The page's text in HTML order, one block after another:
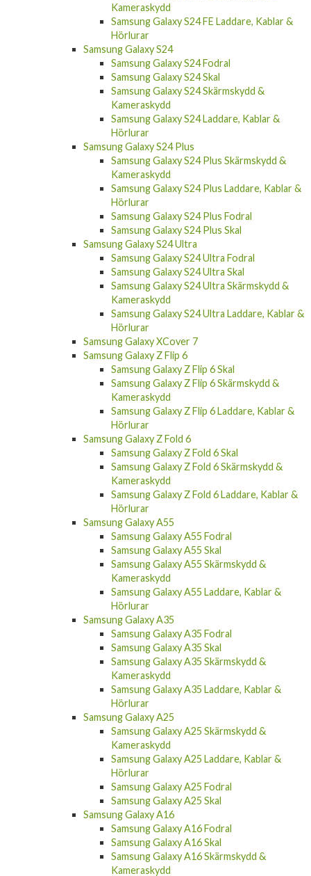
Kameraskydd
Samsung Galaxy S24 FE Laddare, Kablar &
Hörlurar
Samsung Galaxy S24
Samsung Galaxy S24 Fodral
Samsung Galaxy S24 Skal
Samsung Galaxy S24 Skärmskydd &
Kameraskydd
Samsung Galaxy S24 Laddare, Kablar &
Hörlurar
Samsung Galaxy S24 Plus
Samsung Galaxy S24 Plus Skärmskydd &
Kameraskydd
Samsung Galaxy S24 Plus Laddare, Kablar &
Hörlurar
Samsung Galaxy S24 Plus Fodral
Samsung Galaxy S24 Plus Skal
Samsung Galaxy S24 Ultra
Samsung Galaxy S24 Ultra Fodral
Samsung Galaxy S24 Ultra Skal
Samsung Galaxy S24 Ultra Skärmskydd &
Kameraskydd
Samsung Galaxy S24 Ultra Laddare, Kablar &
Hörlurar
Samsung Galaxy XCover 7
Samsung Galaxy Z Flip 6
Samsung Galaxy Z Flip 6 Skal
Samsung Galaxy Z Flip 6 Skärmskydd &
Kameraskydd
Samsung Galaxy Z Flip 6 Laddare, Kablar &
Hörlurar
Samsung Galaxy Z Fold 6
Samsung Galaxy Z Fold 6 Skal
Samsung Galaxy Z Fold 6 Skärmskydd &
Kameraskydd
Samsung Galaxy Z Fold 6 Laddare, Kablar &
Hörlurar
Samsung Galaxy A55
Samsung Galaxy A55 Fodral
Samsung Galaxy A55 Skal
Samsung Galaxy A55 Skärmskydd &
Kameraskydd
Samsung Galaxy A55 Laddare, Kablar &
Hörlurar
Samsung Galaxy A35
Samsung Galaxy A35 Fodral
Samsung Galaxy A35 Skal
Samsung Galaxy A35 Skärmskydd &
Kameraskydd
Samsung Galaxy A35 Laddare, Kablar &
Hörlurar
Samsung Galaxy A25
Samsung Galaxy A25 Skärmskydd &
Kameraskydd
Samsung Galaxy A25 Laddare, Kablar &
Hörlurar
Samsung Galaxy A25 Fodral
Samsung Galaxy A25 Skal
Samsung Galaxy A16
Samsung Galaxy A16 Fodral
Samsung Galaxy A16 Skal
Samsung Galaxy A16 Skärmskydd &
Kameraskydd